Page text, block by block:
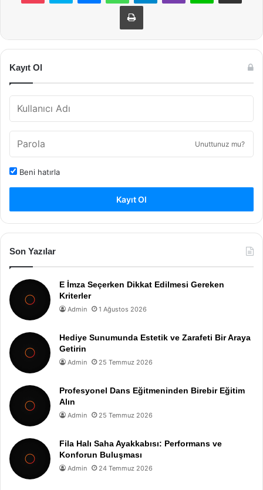
Yazdır
Kayıt Ol
Unuttunuz mu?
Beni hatırla
Kayıt Ol
Son Yazılar
E İmza Seçerken Dikkat Edilmesi Gereken
Kriterler
Admin 1 Ağustos 2026
Hediye Sunumunda Estetik ve Zarafeti Bir Araya
Getirin
Admin 25 Temmuz 2026
Profesyonel Dans Eğitmeninden Birebir Eğitim
Alın
Admin 25 Temmuz 2026
Fila Halı Saha Ayakkabısı: Performans ve
Konforun Buluşması
Admin 24 Temmuz 2026